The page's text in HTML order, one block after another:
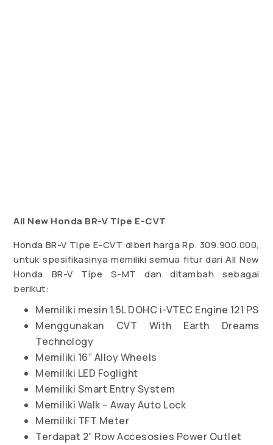
All New Honda BR-V Tipe E-CVT
Honda BR-V Tipe E-CVT diberi harga Rp. 309.900.000,
untuk spesifikasinya memiliki semua fitur dari All New
Honda BR-V Tipe S-MT dan ditambah sebagai
berikut:
Memiliki mesin 1.5L DOHC i-VTEC Engine 121 PS
Menggunakan CVT With Earth Dreams
Technology
Memiliki 16” Alloy Wheels
Memiliki LED Foglight
Memiliki Smart Entry System
Memiliki Walk – Away Auto Lock
Memiliki TFT Meter
Terdapat 2” Row Accesosies Power Outlet